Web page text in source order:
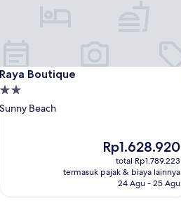
Raya Boutique
Raya Boutique
Properti
bintang
Sunny Beach
Harga
sekarang
Rp1.628.920
Rp1.628.920
total Rp1.789.223
termasuk pajak & biaya lainnya
24 Agu - 25 Agu